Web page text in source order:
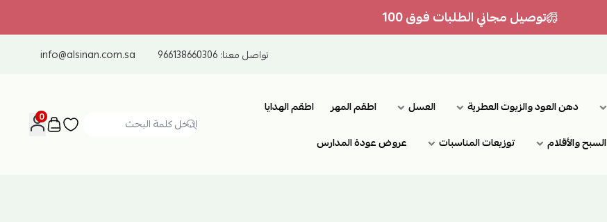
توصيل مجاني الطلبات فوق 100
تواصل معنا:966138660306
info@alsinan.com.sa
دهن العود والزيوت العطرية العسل اطقم المهر
اطقم الهدايا
السبح والأقلام توزيعات المناسبات عروض عودة المدارس
0